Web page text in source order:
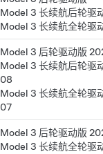
Model 3 长续航后轮驱
Model 3 长续航全轮驱
Model 3 后轮驱动版
Model 3 长续航后轮驱
08
Model 3 长续航全轮驱
07
Model 3 后轮驱动版
Model 3 长续航全轮驱